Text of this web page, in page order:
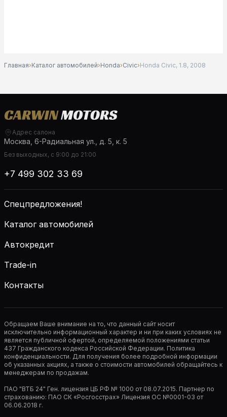
Главная›Каталог автомобилей›Honda›Civic›Honda Civic, 1.8, 2008
Адрес салона
Москва, 6-Радиальная ул., д. 5, к. 5
Без выходных, с 9:00 до 21:00
+7 499 302 33 69
Спецпредложения!
Каталог автомобилей
Автокредит
Trade-in
Контакты
Обращаем Ваше внимание на то, что данный сайт носит
исключительно информационный характер и ни при каких условиях не
является публичной офертой, определяемой положениями статьи
437 Гражданского кодекса Российской Федерации. Политика
конфиденциальности. Для получения более подробной информации
об указанных акциях, а также о стоимости автомобилей обращайтесь к
менеджерам по продажам.
ПАО "ВТБ 24" Ген. лицензия ЦБ РФ № 1000 от 08.07.2015. Партнер по
страхованию: ПАО СК «Росгосстрах» Лицензия ОС №0001-03 от
06.06.2018 г.